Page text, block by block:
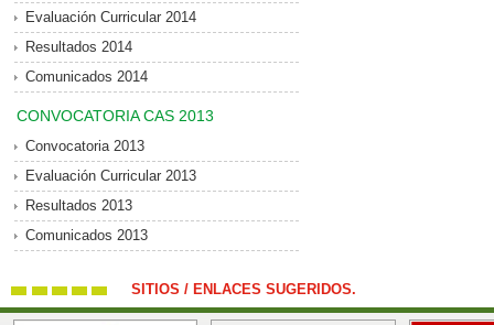
Evaluación Curricular 2014
Resultados 2014
Comunicados 2014
CONVOCATORIA CAS 2013
Convocatoria 2013
Evaluación Curricular 2013
Resultados 2013
Comunicados 2013
SITIOS / ENLACES SUGERIDOS.